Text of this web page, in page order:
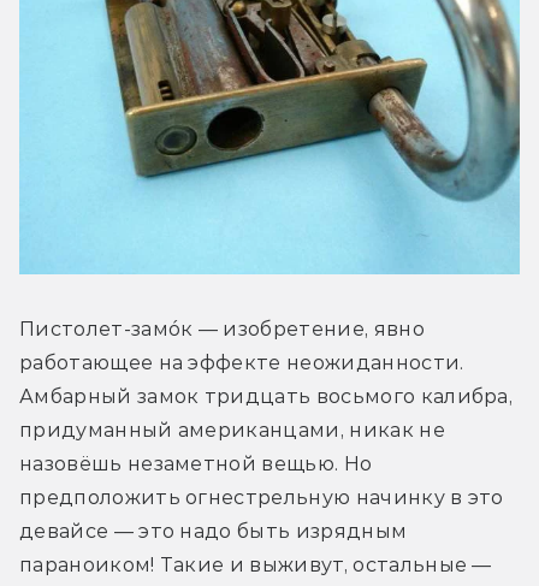
Пистолет-замóк — изобретение, явно
работающее на эффекте неожиданности.
Амбарный замок тридцать восьмого калибра,
придуманный американцами, никак не
назовёшь незаметной вещью. Но
предположить огнестрельную начинку в это
девайсе — это надо быть изрядным
параноиком! Такие и выживут, остальные —